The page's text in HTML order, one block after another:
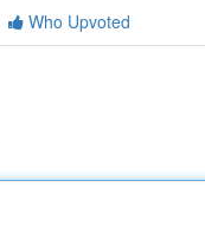
Who Upvoted